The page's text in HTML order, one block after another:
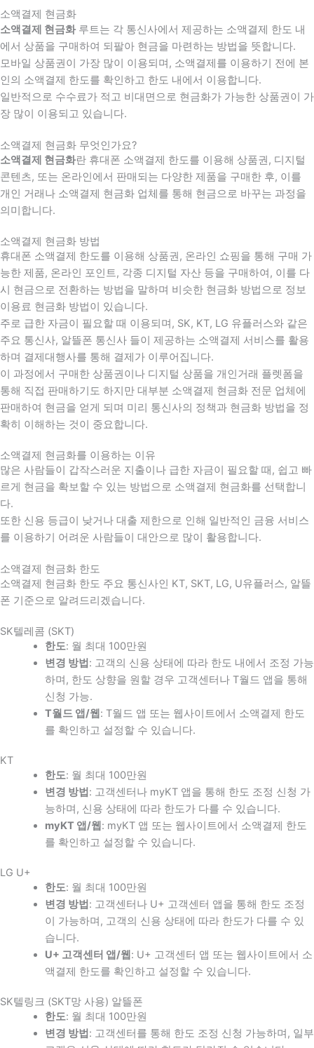
소액결제 현금화
소액결제 현금화루트는 각 통신사에서 제공하는 소액결제 한도 내
에서 상품을 구매하여 되팔아 현금을 마련하는 방법을 뜻합니다.
모바일 상품권이 가장 많이 이용되며, 소액결제를 이용하기 전에 본
인의 소액결제 한도를 확인하고 한도 내에서 이용합니다.
일반적으로 수수료가 적고 비대면으로 현금화가 가능한 상품권이 가
장 많이 이용되고 있습니다.
소액결제 현금화 무엇인가요?
소액결제 현금화란 휴대폰 소액결제 한도를 이용해 상품권, 디지털
콘텐츠, 또는 온라인에서 판매되는 다양한 제품을 구매한 후, 이를
개인 거래나 소액결제 현금화 업체를 통해 현금으로 바꾸는 과정을
의미합니다.
소액결제 현금화 방법
휴대폰 소액결제 한도를 이용해 상품권, 온라인 쇼핑을 통해 구매 가
능한 제품, 온라인 포인트, 각종 디지털 자산 등을 구매하여, 이를 다
시 현금으로 전환하는 방법을 말하며 비슷한 현금화 방법으로 정보
이용료 현금화 방법이 있습니다.
주로 급한 자금이 필요할 때 이용되며, SK, KT, LG 유플러스와 같은
주요 통신사, 알뜰폰 통신사 들이 제공하는 소액결제 서비스를 활용
하며 결제대행사를 통해 결제가 이루어집니다.
이 과정에서 구매한 상품권이나 디지털 상품을 개인거래 플렛폼을
통해 직접 판매하기도 하지만 대부분 소액결제 현금화 전문 업체에
판매하여 현금을 얻게 되며 미리 통신사의 정책과 현금화 방법을 정
확히 이해하는 것이 중요합니다.
소액결제 현금화를 이용하는 이유
많은 사람들이 갑작스러운 지출이나 급한 자금이 필요할 때 , 쉽고 빠
르게 현금을 확보할 수 있는 방법으로 소액결제 현금화를 선택합니
다.
또한 신용 등급이 낮거나 대출 제한으로 인해 일반적인 금융 서비스
를 이용하기 어려운 사람들이 대안으로 많이 활용합니다.
소액결제 현금화 한도
소액결제 현금화 한도 주요 통신사인 KT, SKT, LG, U유플러스, 알뜰
폰 기준으로 알려드리겠습니다.
SK텔레콤 (SKT)
한도: 월 최대 100만원
변경 방법 : 고객의 신용 상태에 따라 한도 내에서 조정 가능
하며, 한도 상향을 원할 경우 고객센터나 T월드 앱을 통해
신청 가능.
T월드 앱/웹 : T월드 앱 또는 웹사이트에서 소액결제 한도
를 확인하고 설정할 수 있습니다.
KT
한도: 월 최대 100만원
변경 방법 : 고객센터나 myKT 앱을 통해 한도 조정 신청 가
능하며, 신용 상태에 따라 한도가 다를 수 있습니다.
myKT 앱/웹 : myKT 앱 또는 웹사이트에서 소액결제 한도
를 확인하고 설정할 수 있습니다.
LG U+
한도: 월 최대 100만원
변경 방법 : 고객센터나 U+ 고객센터 앱을 통해 한도 조정
이 가능하며, 고객의 신용 상태에 따라 한도가 다를 수 있
습니다.
U+ 고객센터 앱/웹 : U+ 고객센터 앱 또는 웹사이트에서 소
액결제 한도를 확인하고 설정할 수 있습니다.
SK텔링크 (SKT망 사용) 알뜰폰
한도: 월 최대 100만원
변경 방법 : 고객센터를 통해 한도 조정 신청 가능하며, 일부